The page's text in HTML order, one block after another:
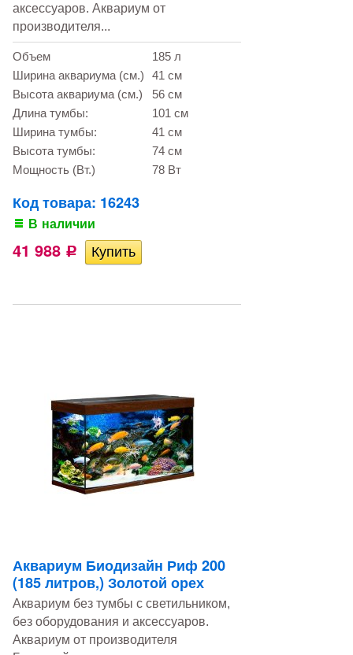
аксессуаров. Аквариум от
производителя...
Объем
185 л
Ширина аквариума (см.)
41 см
Высота аквариума (см.)
56 см
Длина тумбы:
101 см
Ширина тумбы:
41 см
Высота тумбы:
74 см
Мощность (Вт.)
78 Вт
Код товара: 16243
В наличии
41 988 Р
Аквариум Биодизайн Риф 200
(185 литров,) Золотой орех
Аквариум без тумбы с светильником,
без оборудования и аксессуаров.
Аквариум от производителя